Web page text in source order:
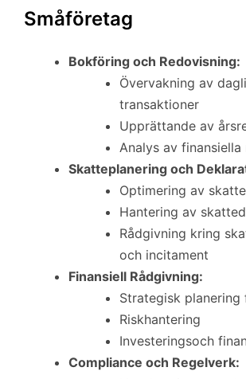
Småföretag
Bokföring och Redovisning:
Övervakning av
transaktioner
Upprättande av
Analys av
Skatteplanering och
Optimering av
Hantering av
Rådgivning kring
och incitament
Finansiell Rådgivning:
Strategisk
Riskhantering
Investeringsoch
Compliance och Regelverk: